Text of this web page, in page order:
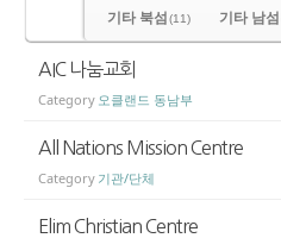
기타 북섬(11) 기타 남섬
AIC 나눔교회
Category 오클랜드 동남부
All Nations Mission Centre
Category 기관/단체
Elim Christian Centre